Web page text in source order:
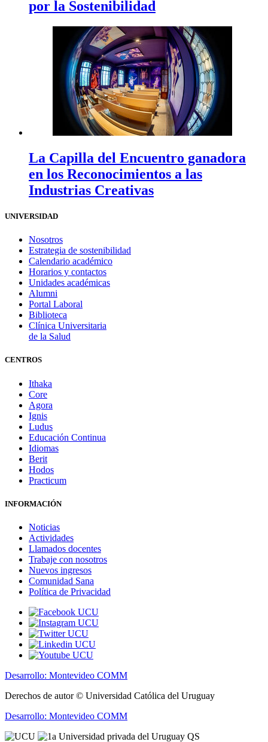
por la Sostenibilidad
La Capilla del Encuentro ganadora
en los Reconocimientos a las
Industrias Creativas
UNIVERSIDAD
Nosotros
Estrategia de sostenibilidad
Calendario académico
Horarios y contactos
Unidades académicas
Alumni
Portal Laboral
Biblioteca
Clínica Universitaria
de la Salud
CENTROS
Ithaka
Core
Agora
Ignis
Ludus
Educación Continua
Idiomas
Berit
Hodos
Practicum
INFORMACIÓN
Noticias
Actividades
Llamados docentes
Trabaje con nosotros
Nuevos ingresos
Comunidad Sana
Política de Privacidad
Desarrollo: Montevideo COMM
Derechos de autor © Universidad Católica del Uruguay
Desarrollo: Montevideo COMM